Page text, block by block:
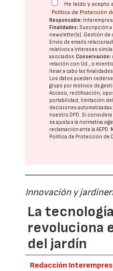
He leído y acepto
Política de Protección
Responsable:
Finalidades: Suscripción a
newsletter(s). Gestión de
Envío de emails
relativos a intereses
asociados.Conservación:
relación con Ud., o
llevar a cabo las
Los datos pueden
grupo por motivos de
Acceso, rectificación,
portabilidad, limitación
decisiones automatizadas:
nuestro DPD. Si
se ajusta a la normativa
reclamación ante laAEPD.
Política de Protección de
Innovación y
La tecnología
revoluciona
del jardín
Redacción